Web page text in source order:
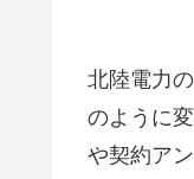
北陸電力
のように
や契約ア